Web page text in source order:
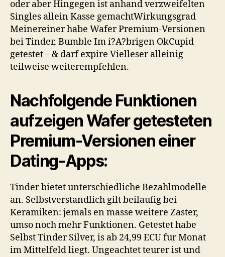
oder aber Hingegen ist anhand verzweifelten
Singles allein Kasse gemachtWirkungsgrad
Meinereiner habe Wafer Premium-Versionen
bei Tinder, Bumble Im i?A?brigen OkCupid
getestet – & darf expire Vielleser alleinig
teilweise weiterempfehlen.
Nachfolgende Funktionen
aufzeigen Wafer getesteten
Premium-Versionen einer
Dating-Apps:
Tinder bietet unterschiedliche Bezahlmodelle
an. Selbstverstandlich gilt beilaufig bei
Keramiken: jemals en masse weitere Zaster,
umso noch mehr Funktionen. Getestet habe
Selbst Tinder Silver, is ab 24,99 ECU fur Monat
im Mittelfeld liegt. Ungeachtet teurer ist und